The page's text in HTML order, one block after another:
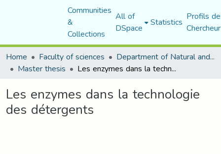
Communities
&
Collections
All of
DSpace Statistics Profils
Home
Faculty of sciences Department of Natural and Life Sciences
Master thesis Les enzymes dans la technologie des détergents
Les enzymes dans la technologie
des détergents